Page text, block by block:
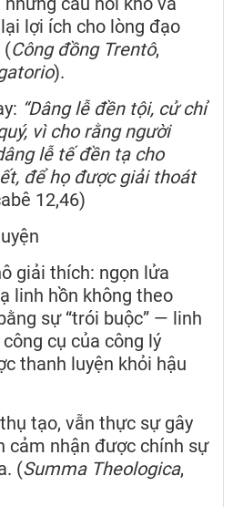
lợi ích cho lòng đạo
(Công đồng Trentô,
).
“Dâng lễ đền tội, cử chỉ
vì cho rằng người
lễ tế đền tạ cho
để họ được giải thoát
12,46)
giải thích: ngọn lửa
linh hồn không theo
sự “trói buộc” — linh
cụ của công lý
thanh luyện khỏi hậu
tạo, vẫn thực sự gây
cảm nhận được chính sự
(Summa Theologica,